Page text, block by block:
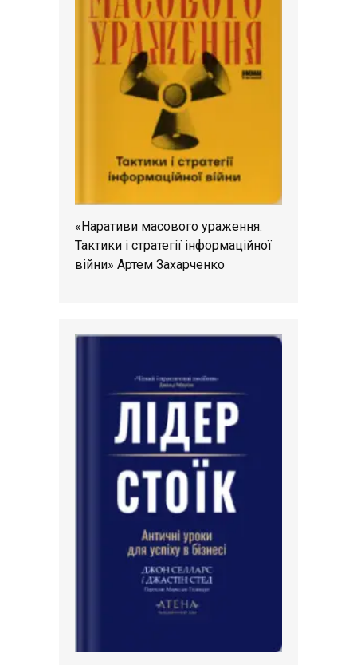
«Наративи масового ураження.
Тактики і стратегії інформаційної
війни» Артем Захарченко